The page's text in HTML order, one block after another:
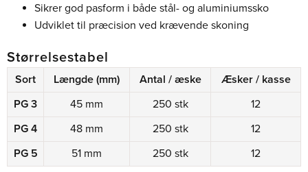
Sikrer god pasform i både stål- og aluminiumssko
Udviklet til præcision ved krævende skoning
Størrelsestabel
Sort Længde (mm) Antal / æske
Æsker / kasse
PG 3
45 mm 250 stk
12
PG 4
48 mm 250 stk
12
PG 5
51 mm 250 stk 12